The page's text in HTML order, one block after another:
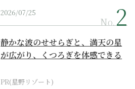
2026/07/25
No.
静かな波のせせらぎと、満天の星
が広がり、くつろぎを体感できる
PR(星野リゾート)